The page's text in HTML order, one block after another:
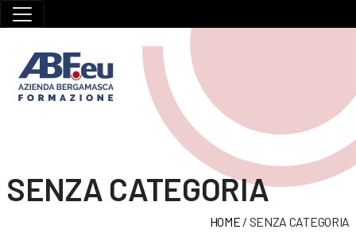
SENZA CATEGORIA
HOME / SENZA CATEGORIA